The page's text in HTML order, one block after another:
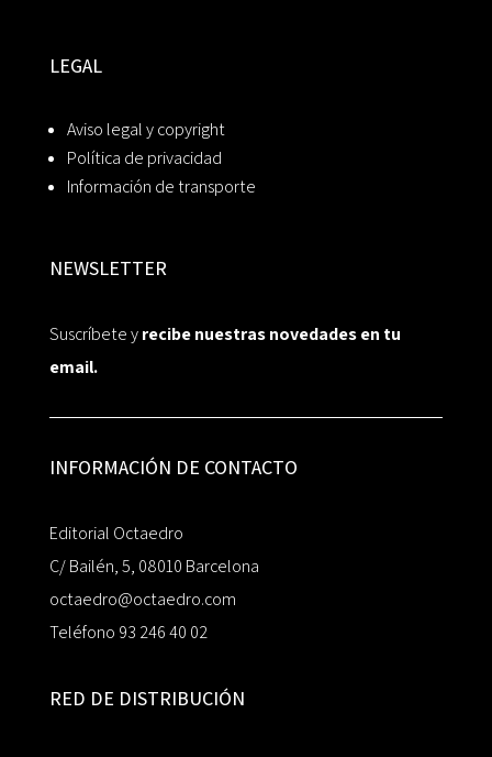
LEGAL
Aviso legal y copyright
Política de privacidad
Información de transporte
NEWSLETTER
Suscríbete yrecibe nuestras novedades en tu
email.
INFORMACIÓN DE CONTACTO
Editorial Octaedro
C/ Bailén, 5, 08010 Barcelona
octaedro@octaedro.com
Teléfono 93 246 40 02
RED DE DISTRIBUCIÓN